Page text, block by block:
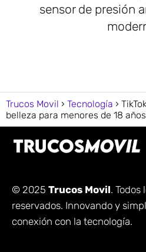
sensor de presión
Trucos Movil Tecnología
belleza para menores de 18 años
© 2025 Trucos Movil. Todos
reservados. Innovando y
conexión con la tecnología.